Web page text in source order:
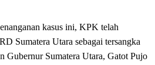
kasus ini, KPK telah
Sumatera Utara sebagai tersangka
Gubernur Sumatera Utara, Gatot Pujo